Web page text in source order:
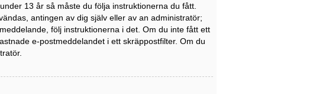
13 år så måste du följa instruktionerna du fått.
antingen av dig själv eller av an administratör;
följ instruktionerna i det. Om du inte fått ett
e-postmeddelandet i ett skräppostfilter. Om du